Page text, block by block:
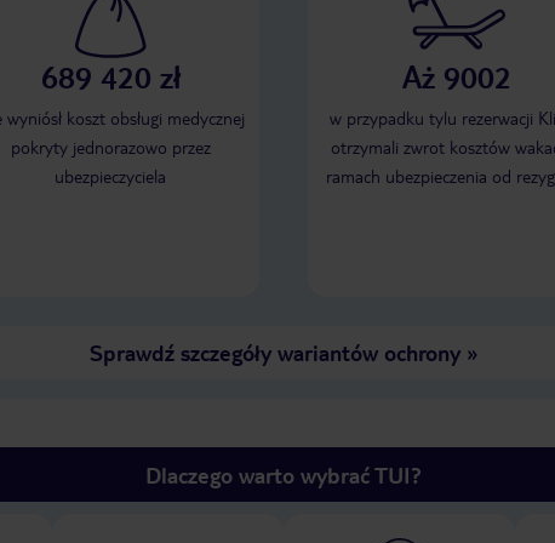
wesołego miasteczka
spania przy
Idealna lokalizacja -
do plaży 20 m, duży
(rejsy statkami na
Plaża czysta,
tłoku - możliwość
(40 kn/dzień) o każdej
Ogólnie pobyt w hotelu
689 420 zł
wyniósł koszt obsługi medycznej
pokryty jednorazowo przez
ubezpieczyciela
Aż 9002
w przypadku tylu rezerwacji
otrzymali zwrot kosztów
ramach ubezpieczenia od
Sprawdź szczegóły wariantów ochrony»
Dlaczego warto wybrać TUI?